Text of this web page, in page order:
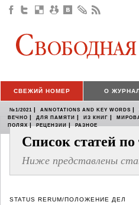
СВЕЖИЙ НОМЕР О
№1/2021 | ANNOTATIONS AND KEY WORDS |
ВЕЧНО | ДЛЯ ПАМЯТИ | ИЗ КНИГ |
ПОЛЯХ | РЕЦЕНЗИИ | РАЗНОЕ
Список статей по
Ниже представлены
STATUS RERUM/ПОЛОЖЕНИЕ ДЕЛ